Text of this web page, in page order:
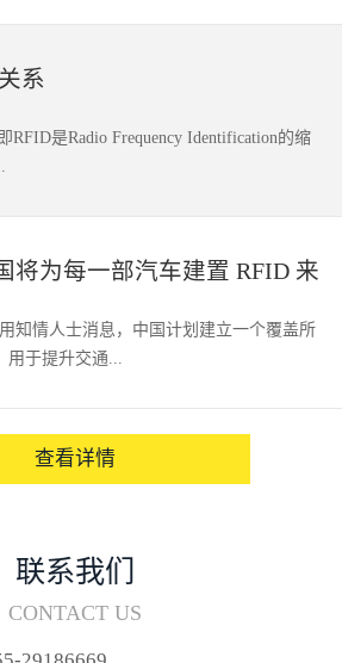
系
RFID是Radio Frequency Identification的缩
将为每一部汽车建置 RFID 来
知情人士消息，中国计划建立一个覆盖所
用于提升交通...
查看详情
联系我们
CONTACT US